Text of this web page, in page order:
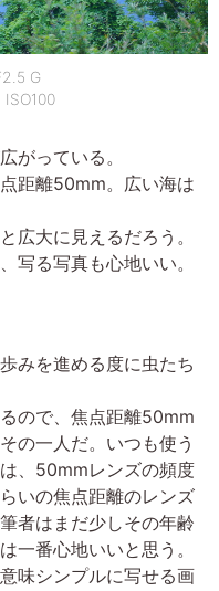
G
がっている。
距離50mm。広い海は
広大に見えるだろう。
写る写真も心地いい。
みを進める度に虫たち
ので、焦点距離50mm
の一人だ。いつも使う
、50mmレンズの頻度
いの焦点距離のレンズ
者はまだ少しその年齢
一番心地いいと思う。
味シンプルに写せる画